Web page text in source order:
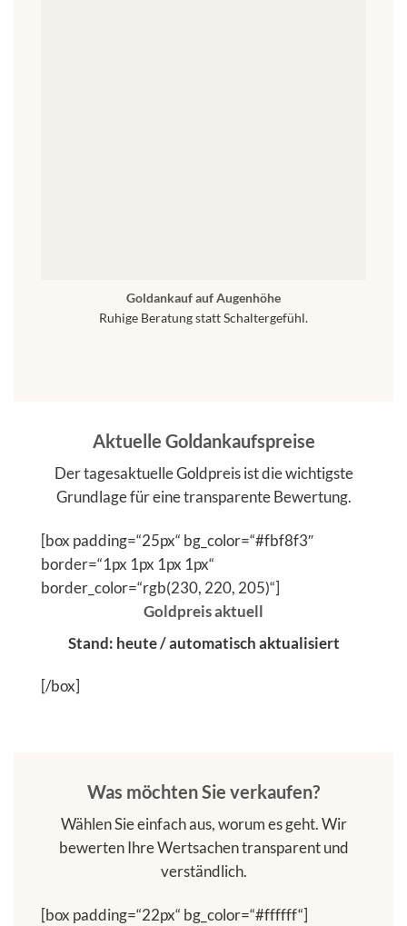
Goldankauf auf Augenhöhe
Ruhige Beratung statt Schaltergefühl.
Aktuelle Goldankaufspreise
Der tagesaktuelle Goldpreis ist die wichtigste
Grundlage für eine transparente Bewertung.
[box padding=“25px“ bg_color=“#fbf8f3″
border=“1px 1px 1px 1px“
border_color=“rgb(230, 220, 205)“]
Goldpreis aktuell
Stand: heute / automatisch aktualisiert
[/box]
Was möchten Sie verkaufen?
Wählen Sie einfach aus, worum es geht. Wir
bewerten Ihre Wertsachen transparent und
verständlich.
[box padding=“22px“ bg_color=“#ffffff“]